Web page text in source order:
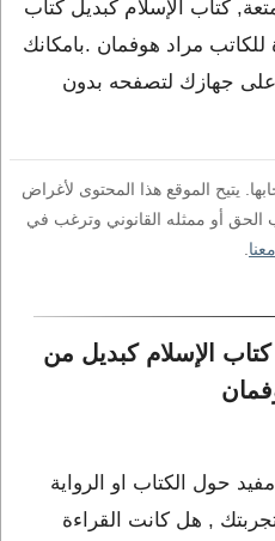
كتاب الإسلام كبديل كتاب
مراد هوفمان .بامكانك
على جهازك لتصفحه بدون
يتيح الموقع هذا المحتوى لأغراض
الحق أو ممثله القانوني وترغب في
الإسلام كبديل من
حول الكتاب او الرواية
, هل كانت القراءة